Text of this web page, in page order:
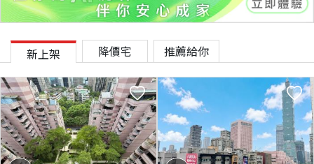
新上架 降價宅 推薦給你